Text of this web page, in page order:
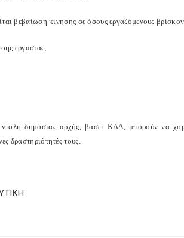
βεβαίωση κίνησης σε όσους εργαζόμενους
εργασίας,
εντολή δημόσιας αρχής, βάσει ΚΑΔ, μπορούν να
δραστηριότητές τους.